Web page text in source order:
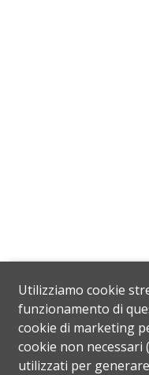
Utilizziamo cookie
funzionamento di
cookie di marketing
cookie non necessari
utilizzati per